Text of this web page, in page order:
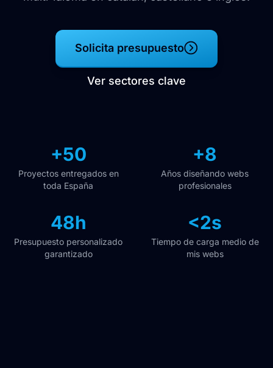
Solicita presupuesto
Ver sectores clave
+50
Proyectos entregados en
toda España
+8
Años diseñando webs
profesionales
48h
Presupuesto personalizado
garantizado
<2s
Tiempo de carga medio de
mis webs